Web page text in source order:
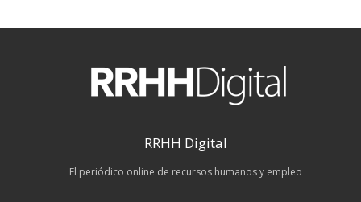
RRHH Digital
El periódico online de recursos humanos y empleo